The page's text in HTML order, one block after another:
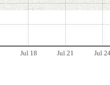
Jul 18 Jul 21 Jul